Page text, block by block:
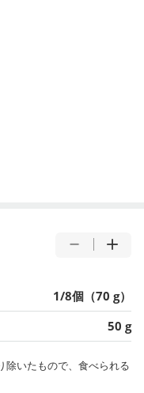
1/8個（70 g）
50 g
除いたもので、食べられる